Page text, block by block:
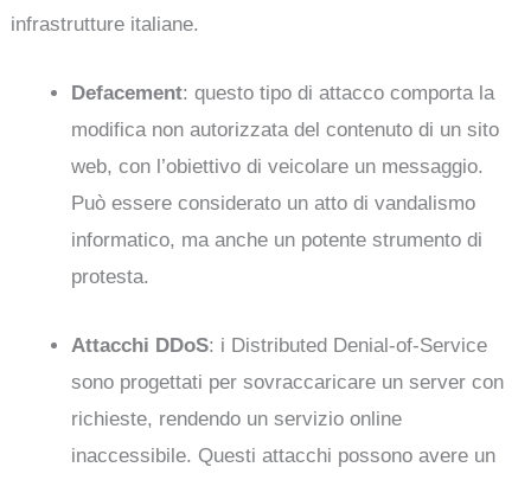
infrastrutture italiane.
Defacement: questo tipo di attacco comporta la
modifica non autorizzata del contenuto di un sito
web, con l’obiettivo di veicolare un messaggio.
Può essere considerato un atto di vandalismo
informatico, ma anche un potente strumento di
protesta.
Attacchi DDoS: i Distributed Denial-of-Service
sono progettati per sovraccaricare un server con
richieste, rendendo un servizio online
inaccessibile. Questi attacchi possono avere un